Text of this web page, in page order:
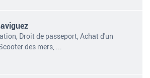
Droit de passeport, Achat d'un
des mers, ...